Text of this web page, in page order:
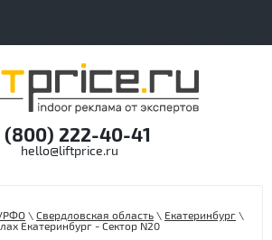
(800) 222-40-41
hello@liftprice.ru
\ Свердловская область \ Екатеринбург \
Екатеринбург - Сектор N20